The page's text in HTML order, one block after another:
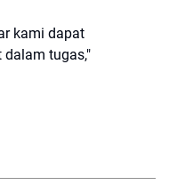
kami dapat
dalam tugas,"